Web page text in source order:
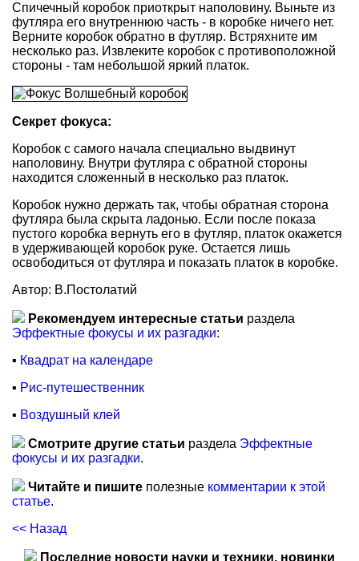
Спичечный коробок приоткрыт наполовину. Выньте из
футляра его внутреннюю часть - в коробке ничего нет.
Верните коробок обратно в футляр. Встряхните им
несколько раз. Извлеките коробок с противоположной
стороны - там небольшой яркий платок.
Секрет фокуса:
Коробок с самого начала специально выдвинут
наполовину. Внутри футляра с обратной стороны
находится сложенный в несколько раз платок.
Коробок нужно держать так, чтобы обратная сторона
футляра была скрыта ладонью. Если после показа
пустого коробка вернуть его в футляр, платок окажется
в удерживающей коробок руке. Остается лишь
освободиться от футляра и показать платок в коробке.
Автор: В.Постолатий
Рекомендуем интересные статьи раздела
Эффектные фокусы и их разгадки:
▪ Квадрат на календаре
▪ Рис-путешественник
▪ Воздушный клей
Смотрите другие статьи раздела Эффектные
фокусы и их разгадки.
Читайте и пишите полезные комментарии к этой
статье.
<< Назад
Последние новости науки и техники, новинки